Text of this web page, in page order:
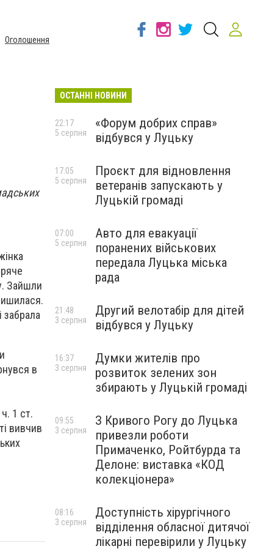
Оголошення
Зайшли
забрала
в
1 ст.
вивчив
ОСТАННІ НОВИНИ
«Форум добрих справ»
відбувся у Луцьку
22:17
5 серпня
Проєкт для відновлення
ветеранів запускають у
Луцькій громаді
17:05
5 серпня
Авто для евакуації
поранених військових
передала Луцька міська
рада
07:00
5 серпня
Другий велотабір для дітей
відбувся у Луцьку
21:48
3 серпня
Думки жителів про
розвиток зелених зон
збирають у Луцькій громаді
16:37
3 серпня
З Кривого Рогу до Луцька
привезли роботи
Примаченко, Ройтбурда та
Делоне: виставка «КОД
колекціонера»
09:55
3 серпня
Доступність хірургічного
відділення обласної дитячої
лікарні перевірили у Луцьку
08:16
3 серпня